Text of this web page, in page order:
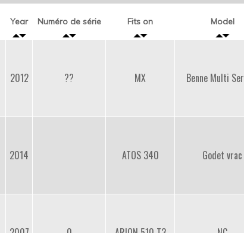
Year Numéro de série Fits on Model
2012 ?? MX Benne Multi
2014 ATOS 340 Godet vrac